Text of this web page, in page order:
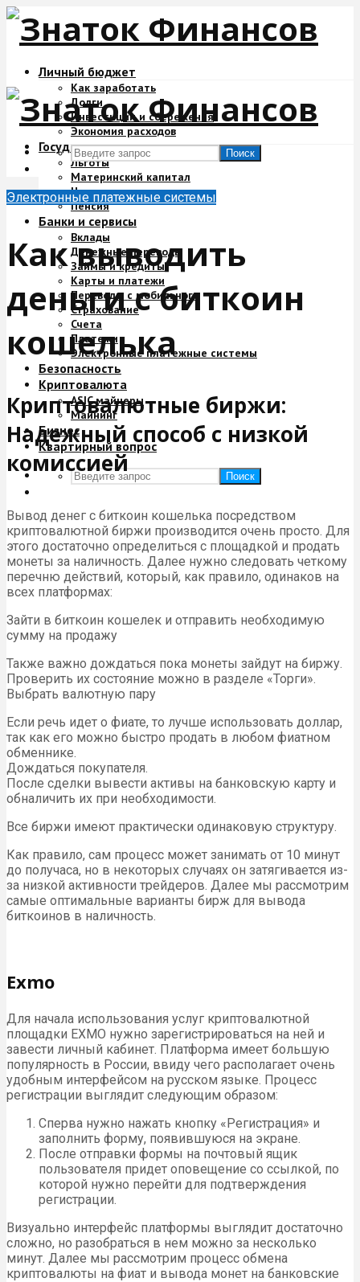
Личный бюджет
Как заработать
Долги
Инвестиции и сбережения
Экономия расходов
Государство и деньги
Льготы
Материнский капитал
Налоги
Пенсия
Банки и сервисы
Вклады
Денежные переводы
Займы и кредиты
Карты и платежи
Переводы с мобильного
Страхование
Счета
Платежи
Электронные платежные системы
Безопасность
Криптовалюта
ASIC майнеры
Майнинг
Бизнес
Квартирный вопрос
Поиск
Поиск
Электронные платежные системы
Как выводить
деньги с биткоин
кошелька
Криптовалютные биржи:
Надежный способ с низкой
комиссией
Вывод денег с биткоин кошелька посредством
криптовалютной биржи производится очень просто. Для
этого достаточно определиться с площадкой и продать
монеты за наличность. Далее нужно следовать четкому
перечню действий, который, как правило, одинаков на
всех платформах:
Зайти в биткоин кошелек и отправить необходимую
сумму на продажу
Также важно дождаться пока монеты зайдут на биржу.
Проверить их состояние можно в разделе «Торги».
Выбрать валютную пару
Если речь идет о фиате, то лучше использовать доллар,
так как его можно быстро продать в любом фиатном
обменнике.
Дождаться покупателя.
После сделки вывести активы на банковскую карту и
обналичить их при необходимости.
Все биржи имеют практически одинаковую структуру.
Как правило, сам процесс может занимать от 10 минут
до получаса, но в некоторых случаях он затягивается из-
за низкой активности трейдеров. Далее мы рассмотрим
самые оптимальные варианты бирж для вывода
биткоинов в наличность.
Exmo
Для начала использования услуг криптовалютной
площадки EXMO нужно зарегистрироваться на ней и
завести личный кабинет. Платформа имеет большую
популярность в России, ввиду чего располагает очень
удобным интерфейсом на русском языке. Процесс
регистрации выглядит следующим образом:
Сперва нужно нажать кнопку «Регистрация» и
заполнить форму, появившуюся на экране.
После отправки формы на почтовый ящик
пользователя придет оповещение со ссылкой, по
которой нужно перейти для подтверждения
регистрации.
Визуально интерфейс платформы выглядит достаточно
сложно, но разобраться в нем можно за несколько
минут. Далее мы рассмотрим процесс обмена
криптовалюты на фиат и вывода монет на банковские